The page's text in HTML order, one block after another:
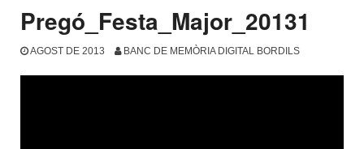
Pregó_Festa_Major_20131
AGOST DE 2013 BANC DE MEMÒRIA DIGITAL BORDILS